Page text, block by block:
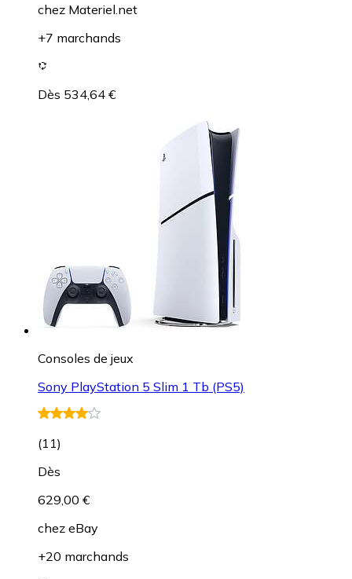
chez Materiel.net
+7 marchands
Dès 534,64 €
Consoles de jeux
Sony PlayStation 5 Slim 1 Tb (PS5)
(11)
Dès
629,00 €
chez eBay
+20 marchands